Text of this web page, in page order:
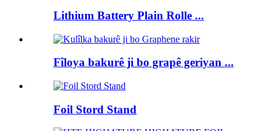
Lithium Battery Plain Rolle ...
Fîloya bakurê ji bo grapê geriyan ...
Foil Stord Stand